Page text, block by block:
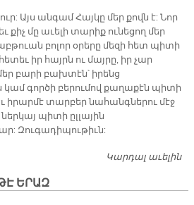
Այս անգամ Հայկը մեր քովն է: Նոր
քիչ մը աւելի տարիք ունեցող մեր
բոլոր օրերը մեզի հետ պիտի
իր հայրն ու մայրը, իր չար
բարի բախտէն՝ իրենց
գործի բերումով քաղաքէն պիտի
իրարմէ տարբեր նահանգներու մէջ
պիտի ըլլային
Զուգադիպութիւն:
Կարդալ աւելին
ԵՐԱԶ